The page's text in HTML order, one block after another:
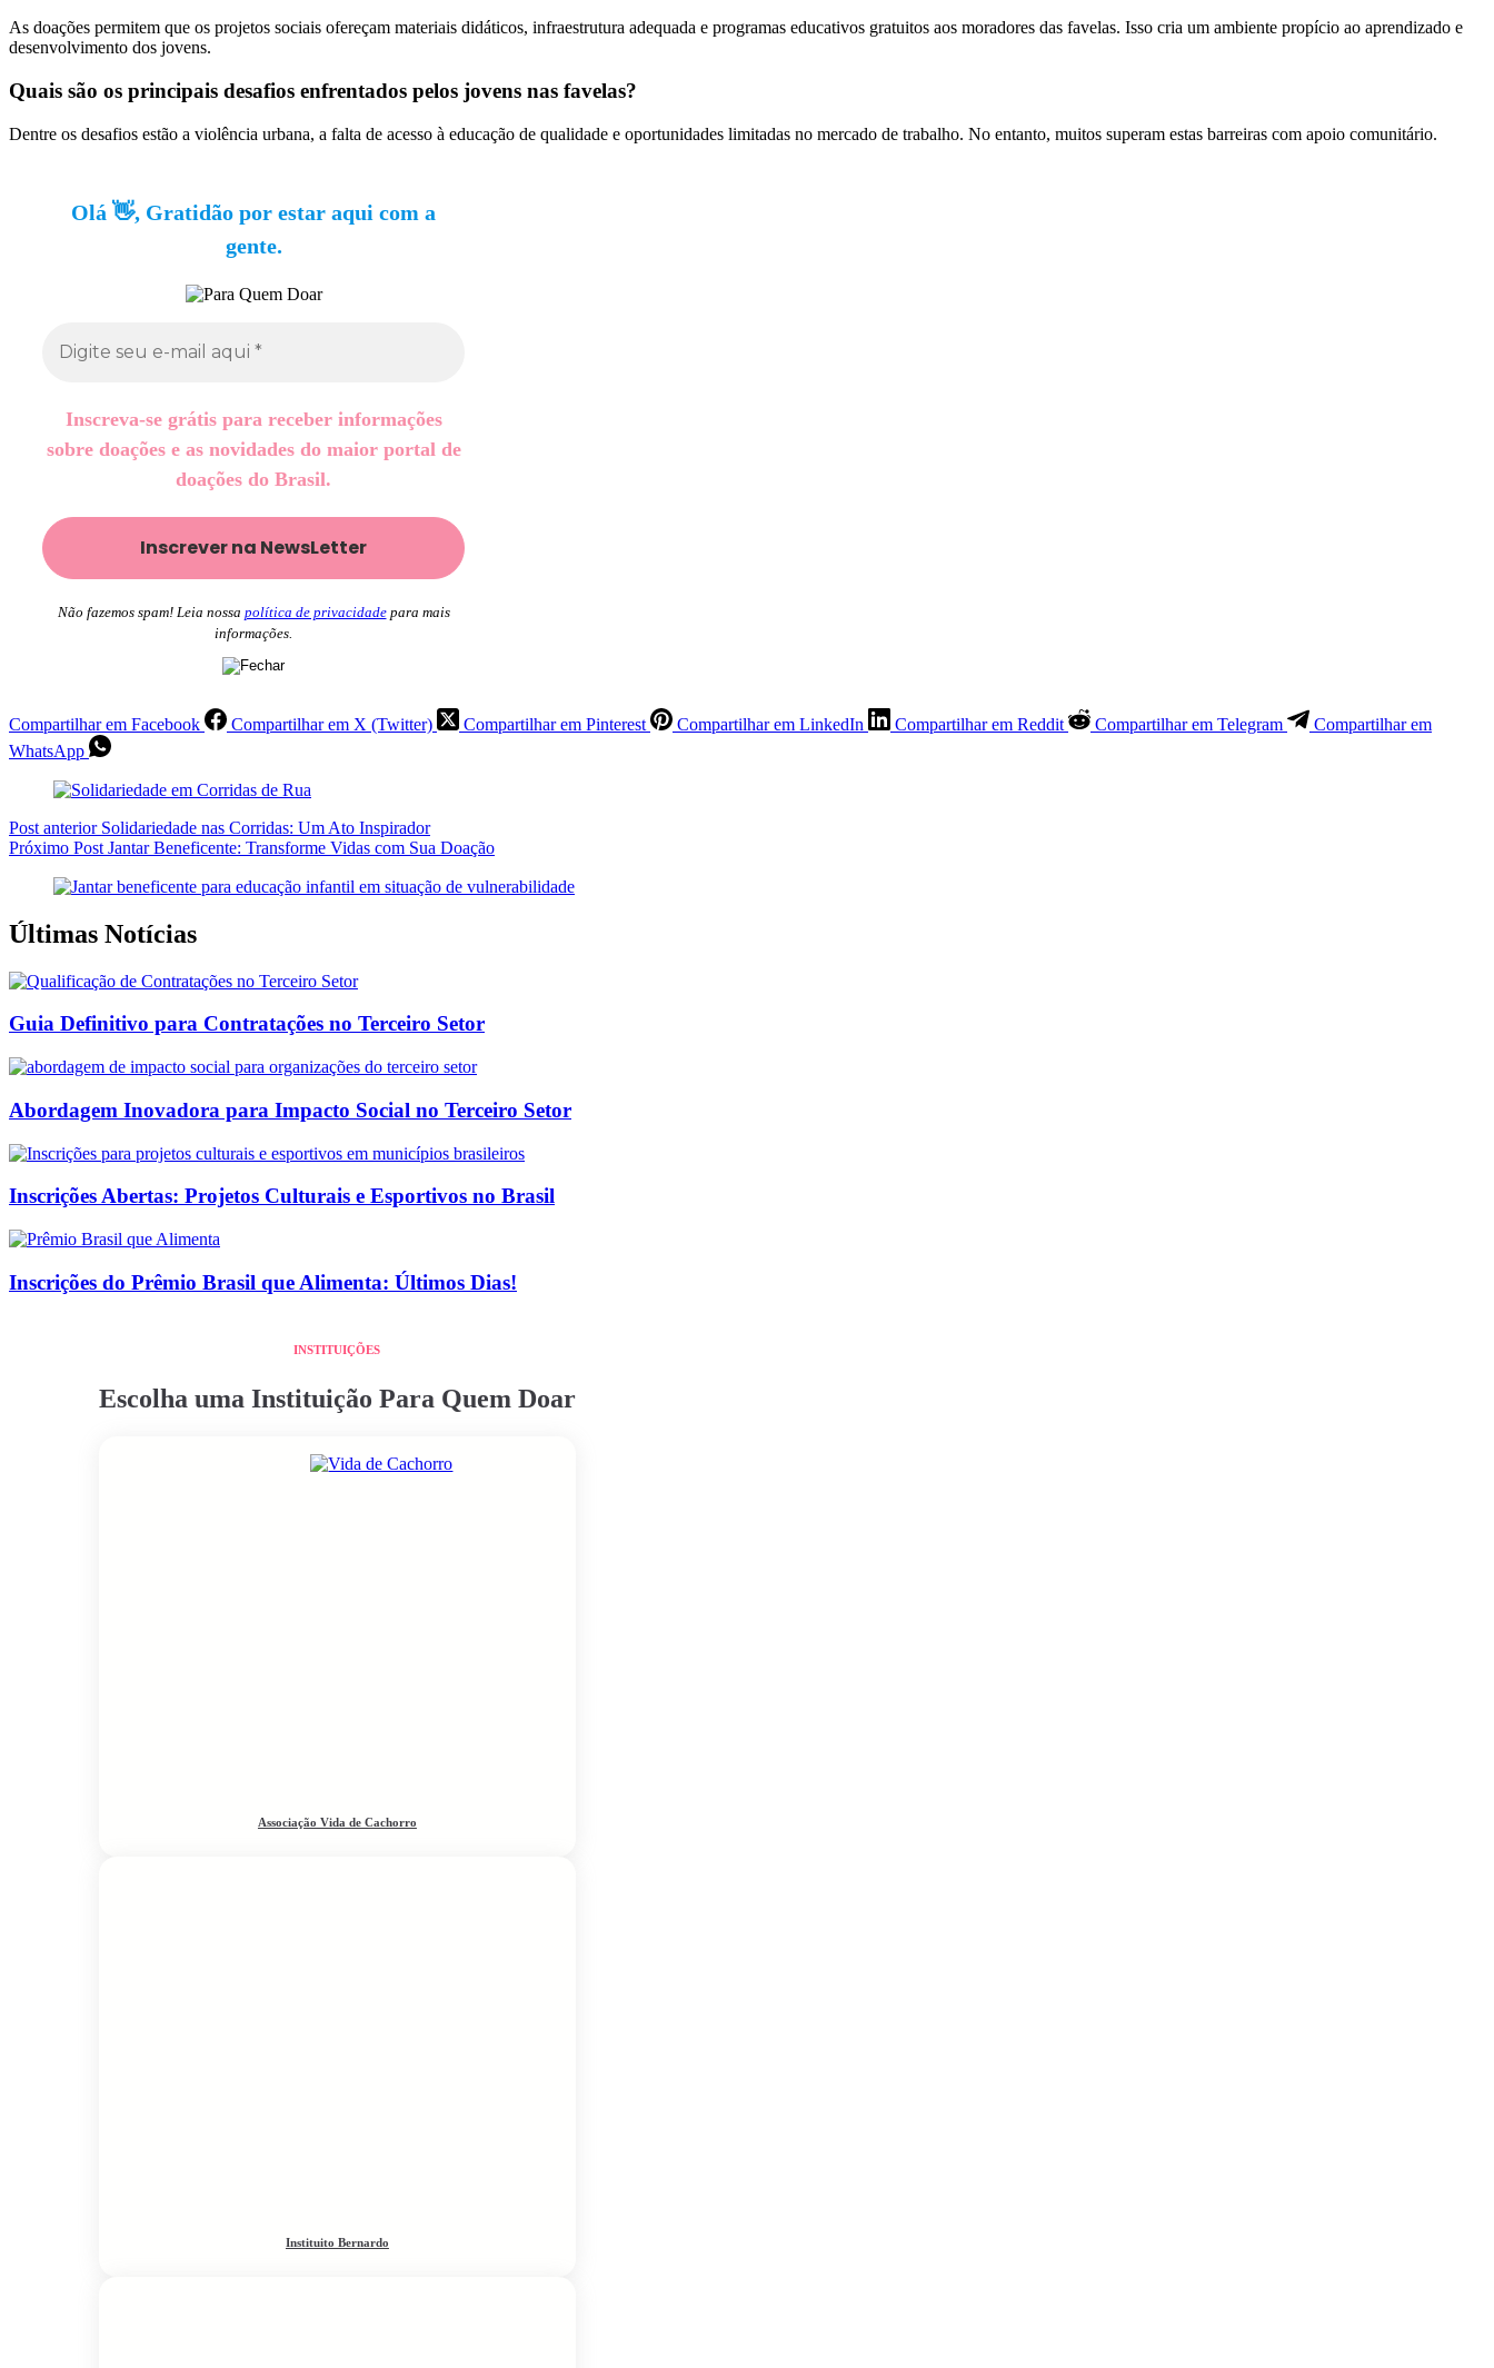
As doações permitem que os projetos sociais ofereçam materiais didáticos, infraestrutura adequada e programas educativos gratuitos aos moradores das favelas. Isso cria um ambiente propício ao aprendizado e
desenvolvimento dos jovens.
Quais são os principais desafios enfrentados pelos jovens nas favelas?
Dentre os desafios estão a violência urbana, a falta de acesso à educação de qualidade e oportunidades limitadas no mercado de trabalho. No entanto, muitos superam estas barreiras com apoio comunitário.
Olá 👋, Gratidão por estar aqui com a
gente.
Inscreva-se grátis para receber informações
sobre doações e as novidades do maior portal de
doações do Brasil.
Não fazemos spam! Leia nossa política de privacidadepara mais
informações.
Compartilhar em Facebook Compartilhar em X (Twitter) Compartilhar em Pinterest Compartilhar em LinkedIn Compartilhar em Reddit Compartilhar em Telegram
Compartilhar em
WhatsApp
Post anterior Solidariedade nas Corridas: Um Ato Inspirador
Próximo Post Jantar Beneficente: Transforme Vidas com Sua Doação
Últimas Notícias
Guia Definitivo para Contratações no Terceiro Setor
Abordagem Inovadora para Impacto Social no Terceiro Setor
Inscrições Abertas: Projetos Culturais e Esportivos no Brasil
Inscrições do Prêmio Brasil que Alimenta: Últimos Dias!
INSTITUIÇÕES
Escolha uma Instituição Para Quem Doar
Associação Vida de Cachorro
Instituito Bernardo